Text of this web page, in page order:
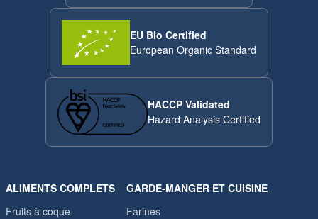
EU Bio Certified
European Organic Standard
HACCP Validated
Hazard Analysis Certified
ALIMENTS COMPLETS
Fruits à coque
GARDE-MANGER ET CUISINE
Farines